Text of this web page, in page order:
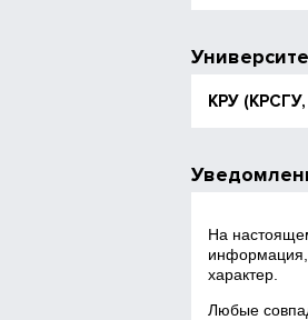
КРУ
На
информация,
характер.
Любые